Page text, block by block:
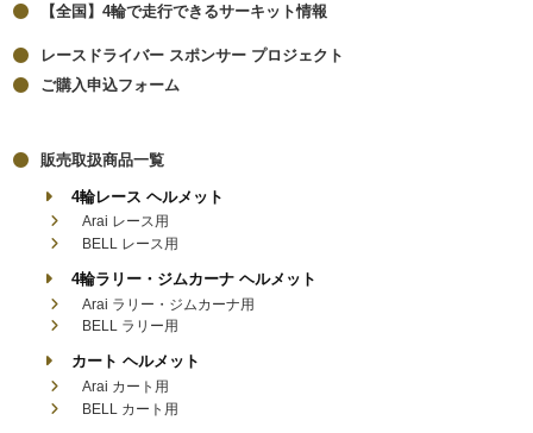
【全国】4輪で走行できるサーキット情報
レースドライバー スポンサー プロジェクト
ご購入申込フォーム
販売取扱商品一覧
4輪レース ヘルメット
Arai レース用
BELL レース用
4輪ラリー・ジムカーナ ヘルメット
Arai ラリー・ジムカーナ用
BELL ラリー用
カート ヘルメット
Arai カート用
BELL カート用